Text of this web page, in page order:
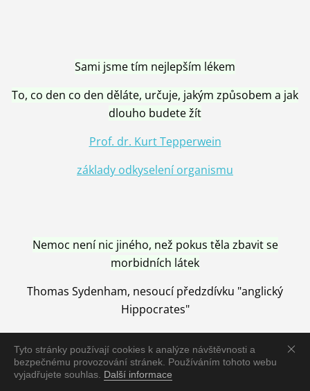
Tyto stránky používají cookies k analýze návštěvnosti a
bezpečnému provozování stránek. Používáním tohoto webu
vyjadřujete souhlas. Další informace
Sami jsme tím nejlepším lékem
To, co den co den děláte, určuje, jakým způsobem a jak
dlouho budete žít
Prof. dr. Kurt Tepperwein
základy odkyselení organismu
Nemoc není nic jiného, než pokus těla zbavit se
morbidních látek
Thomas Sydenham, nesoucí předzdívku "anglický
Hippocrates"
Nemoc je vyléčena jen pomocí Přírody, neutralizací a